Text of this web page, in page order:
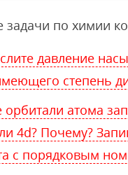
задачи по химии
давление
степень
орбитали атома
4d? Почему?
с порядковым